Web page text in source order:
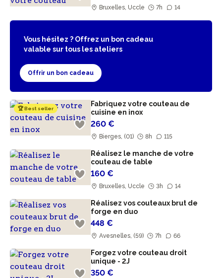
Bruxelles, Uccle 7h 14
Vous hésitez ? Offrez un bon cadeau
valable sur tous les ateliers
Offrir un bon cadeau
🏆 Best seller
Fabriquez votre couteau de
cuisine en inox
260 €
Bierges, (01) 8h 115
Réalisez le manche de votre
couteau de table
160 €
Bruxelles, Uccle 3h 14
Réalisez vos couteaux brut de
forge en duo
448 €
Avesnelles, (59) 7h 66
Forgez votre couteau droit
unique - 2J
350 €